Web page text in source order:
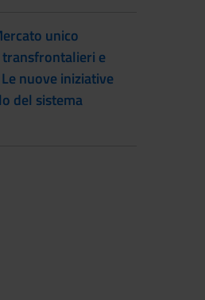
unico
e
nuove iniziative
del sistema